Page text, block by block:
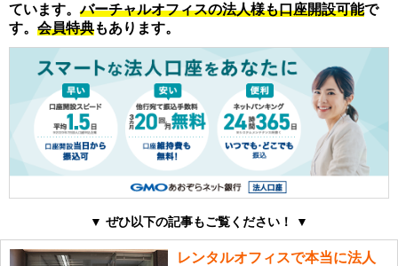
ています。バーチャルオフィスの法人様も口座開設可能で
す。 会員特典もあります。
▼ ぜひ以下の記事もご覧ください！ ▼
レンタルオフィスで本当に法人